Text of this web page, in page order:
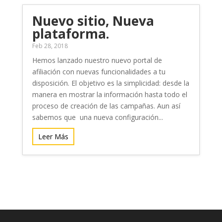
Nuevo sitio, Nueva
plataforma.
Feb 28, 2018
Hemos lanzado nuestro nuevo portal de
afiliación con nuevas funcionalidades a tu
disposición. El objetivo es la simplicidad: desde la
manera en mostrar la información hasta todo el
proceso de creación de las campañas. Aun así
sabemos que una nueva configuración...
Leer Más